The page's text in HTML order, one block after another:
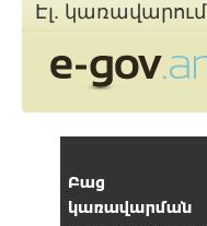
Էլ. կառավարում